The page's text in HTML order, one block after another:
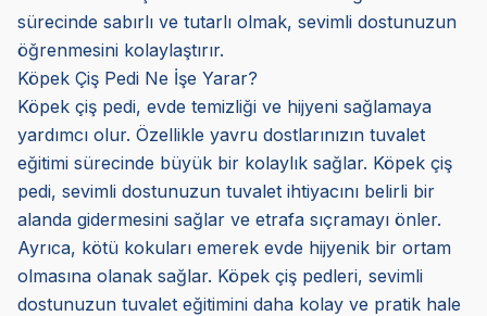
sürecinde sabırlı ve tutarlı olmak, sevimli dostunuzun
öğrenmesini kolaylaştırır.
Köpek Çiş Pedi Ne İşe Yarar?
Köpek çiş pedi, evde temizliği ve hijyeni sağlamaya
yardımcı olur. Özellikle yavru dostlarınızın tuvalet
eğitimi sürecinde büyük bir kolaylık sağlar. Köpek çiş
pedi, sevimli dostunuzun tuvalet ihtiyacını belirli bir
alanda gidermesini sağlar ve etrafa sıçramayı önler.
Ayrıca, kötü kokuları emerek evde hijyenik bir ortam
olmasına olanak sağlar. Köpek çiş pedleri, sevimli
dostunuzun tuvalet eğitimini daha kolay ve pratik hale